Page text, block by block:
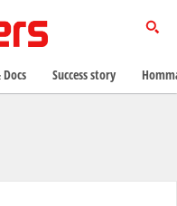
Success story